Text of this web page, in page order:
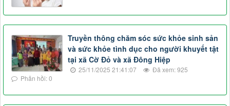
Truyền thông chăm sóc sức khỏe sinh sản
và sức khỏe tình dục cho người khuyết tật
tại xã Cờ Đỏ và xã Đông Hiệp
25/11/2025 21:41:07
Đã xem: 925
Phản hồi: 0